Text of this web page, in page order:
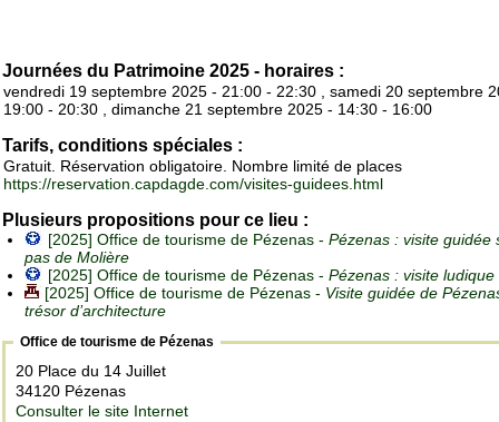
Journées du Patrimoine 2025 - horaires :
vendredi 19 septembre 2025 - 21:00 - 22:30 , samedi 20 septembre
19:00 - 20:30 , dimanche 21 septembre 2025 - 14:30 - 16:00
Tarifs, conditions spéciales :
Gratuit. Réservation obligatoire. Nombre limité de places
https://reservation.capdagde.com/visites-guidees.html
Plusieurs propositions pour ce lieu :
[2025] Office de tourisme de Pézenas - Pézenas : visite guidée
pas de Molière
[2025] Office de tourisme de Pézenas - Pézenas : visite ludique
[2025] Office de tourisme de Pézenas - Visite guidée de
trésor d’architecture
Office de tourisme de Pézenas
20 Place du 14 Juillet
34120 Pézenas
Consulter le site Internet